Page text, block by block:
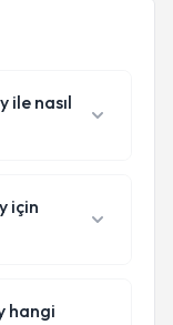
ile nasıl
için
hangi